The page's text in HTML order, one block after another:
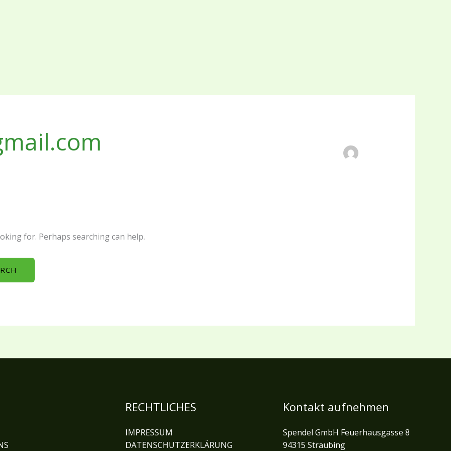
for. Perhaps searching can help.
RECHTLICHES
IMPRESSUM
DATENSCHUTZERKLÄRUNG
Kontakt aufnehmen
Spendel GmbH Feuerhausgasse 8
94315 Straubing